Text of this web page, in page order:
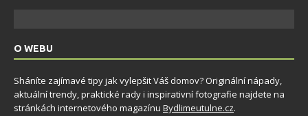
O WEBU
Sháníte zajímavé tipy jak vylepšit Váš domov? Originální nápady,
aktuální trendy, praktické rady i inspirativní fotografie najdete na
stránkách internetového magazínu Bydlimeutulne.cz.